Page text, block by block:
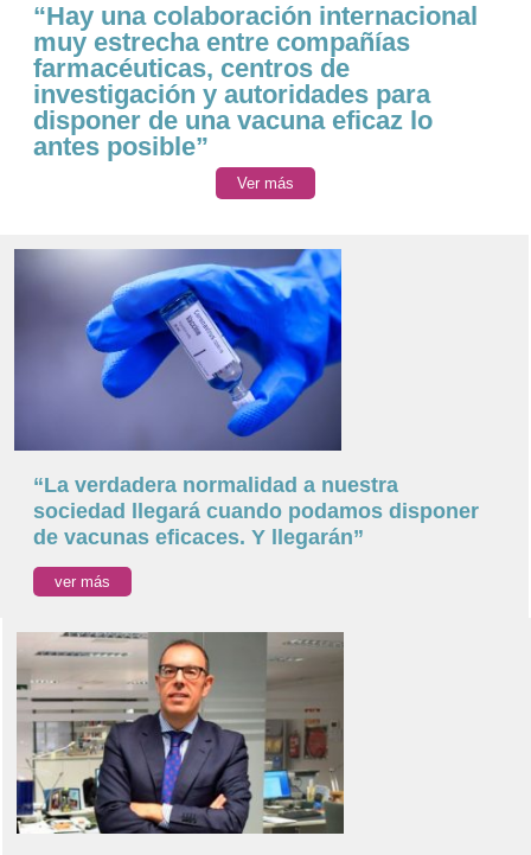
“Hay una colaboración internacional
muy estrecha entre compañías
farmacéuticas, centros de
investigación y autoridades para
disponer de una vacuna eficaz lo
antes posible”
Ver más
“La verdadera normalidad a nuestra
sociedad llegará cuando podamos disponer
de vacunas eficaces. Y llegarán”
ver más